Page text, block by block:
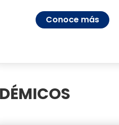
Conoce más